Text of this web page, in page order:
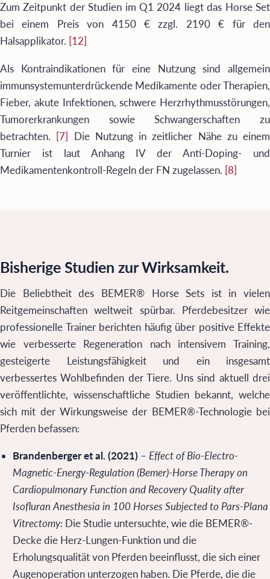
Zum Zeitpunkt der Studien im Q1 2024 liegt das Horse Set
bei einem Preis von 4150 € zzgl. 2190 € für den
Halsapplikator. [12]
Als Kontraindikationen für eine Nutzung sind allgemein
immunsystemunterdrückende Medikamente oder Therapien,
Fieber, akute Infektionen, schwere Herzrhythmusstörungen,
Tumorerkrankungen sowie Schwangerschaften zu
betrachten. [7] Die Nutzung in zeitlicher Nähe zu einem
Turnier ist laut Anhang IV der Anti-Doping- und
Medikamentenkontroll-Regeln der FN zugelassen. [8]
Bisherige Studien zur Wirksamkeit.
Die Beliebtheit des BEMER® Horse Sets ist in vielen
Reitgemeinschaften weltweit spürbar. Pferdebesitzer wie
professionelle Trainer berichten häufig über positive Effekte
wie verbesserte Regeneration nach intensivem Training,
gesteigerte Leistungsfähigkeit und ein insgesamt
verbessertes Wohlbefinden der Tiere. Uns sind aktuell drei
veröffentlichte, wissenschaftliche Studien bekannt, welche
sich mit der Wirkungsweise der BEMER®-Technologie bei
Pferden befassen:
Brandenberger et al. (2021) – Effect of Bio-Electro-
Magnetic-Energy-Regulation (Bemer)-Horse Therapy on
Cardiopulmonary Function and Recovery Quality after
Isofluran Anesthesia in 100 Horses Subjected to Pars-Plana
Vitrectomy:Die Studie untersuchte, wie die BEMER®-
Decke die Herz-Lungen-Funktion und die
Erholungsqualität von Pferden beeinflusst, die sich einer
Augenoperation unterzogen haben. Die Pferde, die die